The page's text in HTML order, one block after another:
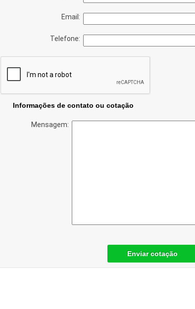
Email:
Telefone:
Informações de contato ou cotação
Mensagem:
Enviar cotação